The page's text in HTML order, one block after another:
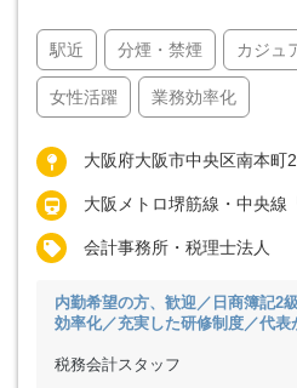
駅近 分煙・禁煙 カジュ
女性活躍 業務効率化
大阪府大阪市中央区南本町
大阪メトロ堺筋線・中央線
会計事務所・税理士法人
内勤希望の方、歓迎／日商簿記2
効率化／充実した研修制度／代表
税務会計スタッフ